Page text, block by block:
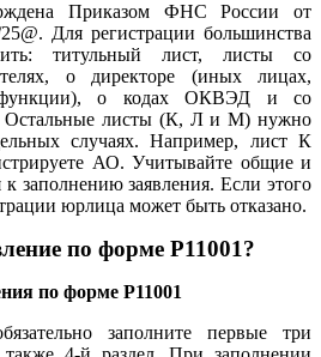
Приказом ФНС России от
Для регистрации большинства
титульный лист, листы со
о директоре (иных лицах,
функции), о кодах ОКВЭД и со
Остальные листы (К, Л и М) нужно
случаях. Например, лист К
АО. Учитывайте общие и
заполнению заявления. Если этого
юрлица может быть отказано.
по форме Р11001?
по форме Р11001
заполните первые три